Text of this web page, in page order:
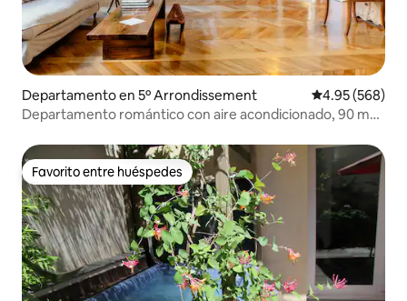
Departamento en 5º Arrondissement Calificación
4.95 (568)
Departamento romántico con aire acondicionado, 90 m2,
Favorito entre huéspedes
Favorito entre huéspedes